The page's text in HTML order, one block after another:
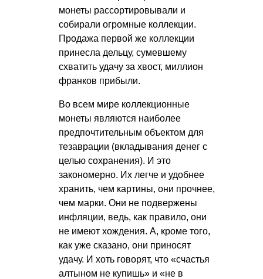
монеты рассортировывали и
собирали огромные коллекции.
Продажа первой же коллекции
принесла дельцу, сумевшему
схватить удачу за хвост, миллион
франков прибыли.
Во всем мире коллекционные
монеты являются наиболее
предпочтительным объектом для
тезаврации (вкладывания денег с
целью сохранения). И это
закономерно. Их легче и удобнее
хранить, чем картины, они прочнее,
чем марки. Они не подвержены
инфляции, ведь, как правило, они
не имеют хождения. А, кроме того,
как уже сказано, они приносят
удачу. И хоть говорят, что «счастья
алтыном не купишь» и «не в